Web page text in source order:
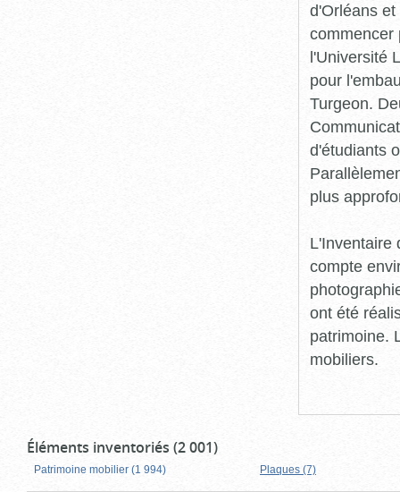
d'Orléans
commencer
l'Université
pour
Turgeon.
d'étudiants
plus
L'Inventaire
compte
ont été
patrimoine.
mobiliers.
Éléments inventoriés (2 001)
Patrimoine mobilier (1 994) Plaques (7)